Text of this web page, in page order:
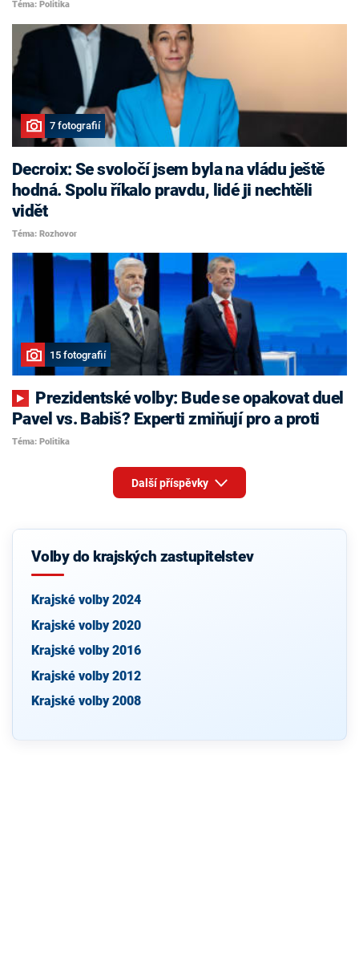
Téma: Politika
7 fotografií
Decroix: Se svoločí jsem byla na vládu ještě
hodná. Spolu říkalo pravdu, lidé ji nechtěli
vidět
Téma: Rozhovor
15 fotografií
Pavel vs. Babiš? Experti zmiňují pro a proti
Téma: Politika
Další příspěvky
Volby do krajských zastupitelstev
Krajské volby 2024
Krajské volby 2020
Krajské volby 2016
Krajské volby 2012
Krajské volby 2008